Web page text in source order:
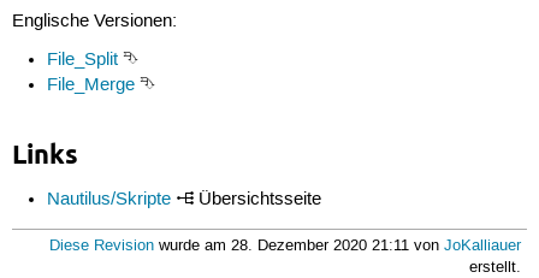
Englische Versionen:
File_Split ⮷
File_Merge ⮷
Links
Nautilus/Skripte Übersichtsseite
Diese Revision wurde am 28. Dezember 2020 21:11 vonJoKalliauer
erstellt.